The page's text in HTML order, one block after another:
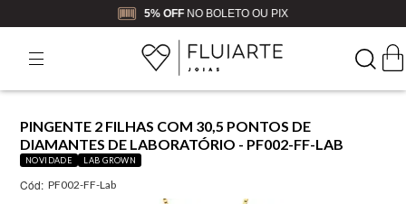
5% OFFNO BOLETO OU PIX
PINGENTE 2 FILHAS COM 30,5 PONTOS DE
DIAMANTES DE LABORATÓRIO - PF002-FF-LAB
NOVIDADE LAB GROWN
Cód: PF002-FF-Lab